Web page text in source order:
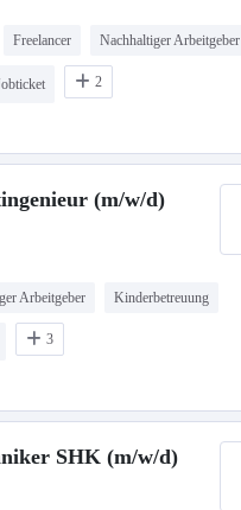
Freelancer Nachhaltiger Arbeitgeber
2
(m/w/d)
Arbeitgeber Kinderbetreuung
3
SHK (m/w/d)